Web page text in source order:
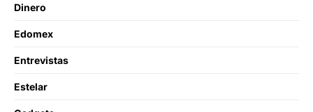
Dinero
Edomex
Entrevistas
Estelar